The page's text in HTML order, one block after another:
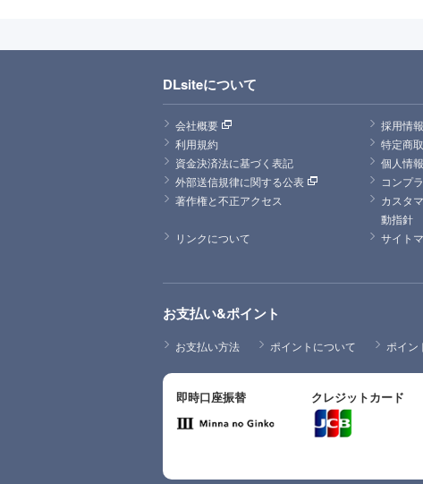
DLsiteについて
会社概要
採用情報
利用規約
特定商
資金決済法に基づく表記
個人情
外部送信規律に関する公表
コンプ
著作権と不正アクセス
カスタ
動指針
リンクについて
サイト
お支払い&ポイント
お支払い方法 ポイントについて ポイン
即時口座振替 クレジットカード